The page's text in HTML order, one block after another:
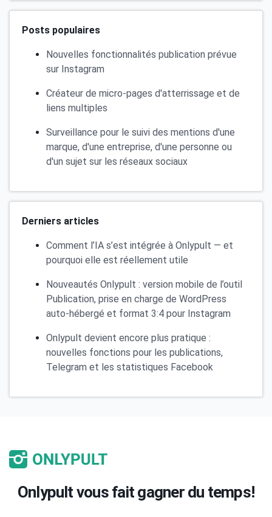
Posts populaires
Nouvelles fonctionnalités publication prévue
sur Instagram
Créateur de micro-pages d'atterrissage et de
liens multiples
Surveillance pour le suivi des mentions d'une
marque, d'une entreprise, d'une personne ou
d'un sujet sur les réseaux sociaux
Derniers articles
Comment l’IA s’est intégrée à Onlypult — et
pourquoi elle est réellement utile
Nouveautés Onlypult : version mobile de l’outil
Publication, prise en charge de WordPress
auto-hébergé et format 3:4 pour Instagram
Onlypult devient encore plus pratique :
nouvelles fonctions pour les publications,
Telegram et les statistiques Facebook
Onlypult vous fait gagner du temps!